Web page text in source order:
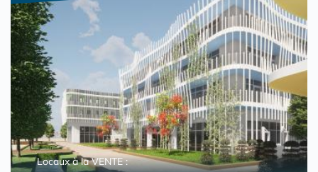
Locaux à la VENTE :